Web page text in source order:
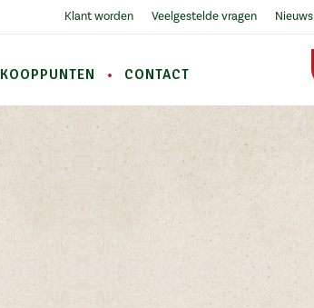
Klant worden Veelgestelde vragen Nieuws
CONTACT